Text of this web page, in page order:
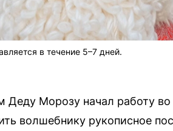
в течение 5–7 дней.
Морозу начал работу
волшебнику рукописное